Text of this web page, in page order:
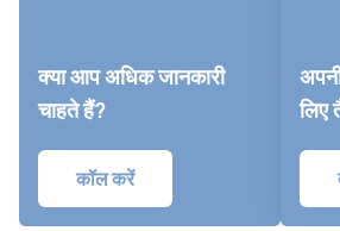
क्या आप अधिक जानकारी
चाहते हैं?
कॉल करें
लिए